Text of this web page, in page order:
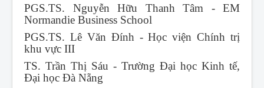
PGS.TS. Nguyễn Hữu Thanh Tâm - EM
Normandie Business School
PGS.TS. Lê Văn Đính - Học viện Chính trị
khu vực III
TS. Trần Thị Sáu - Trường Đại học Kinh tế,
Đại học Đà Nẵng